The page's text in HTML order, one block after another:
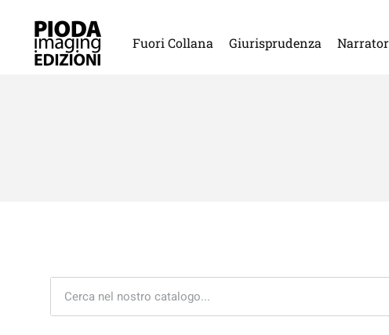
Fuori Collana Giurisprudenza